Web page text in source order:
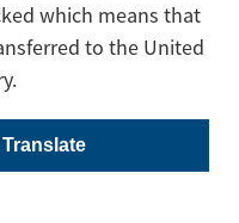
which means that
to the United